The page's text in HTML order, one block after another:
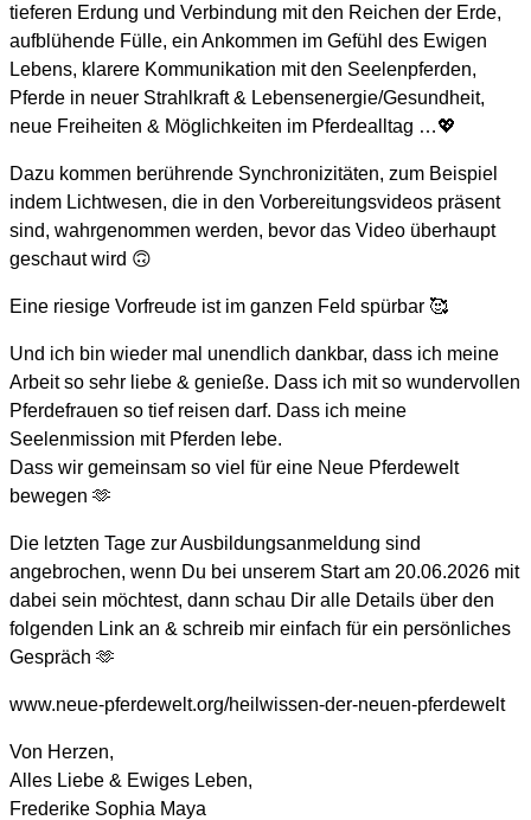
tieferen Erdung und Verbindung mit den Reichen der Erde,
aufblühende Fülle, ein Ankommen im Gefühl des Ewigen
Lebens, klarere Kommunikation mit den Seelenpferden,
Pferde in neuer Strahlkraft & Lebensenergie/Gesundheit,
neue Freiheiten & Möglichkeiten im Pferdealltag …💖
Dazu kommen berührende Synchronizitäten, zum Beispiel
indem Lichtwesen, die in den Vorbereitungsvideos präsent
sind, wahrgenommen werden, bevor das Video überhaupt
geschaut wird 🙃
Eine riesige Vorfreude ist im ganzen Feld spürbar 🥰
Und ich bin wieder mal unendlich dankbar, dass ich meine
Arbeit so sehr liebe & genieße. Dass ich mit so wundervollen
Pferdefrauen so tief reisen darf. Dass ich meine
Seelenmission mit Pferden lebe.
Dass wir gemeinsam so viel für eine Neue Pferdewelt
bewegen 🫶
Die letzten Tage zur Ausbildungsanmeldung sind
angebrochen, wenn Du bei unserem Start am 20.06.2026 mit
dabei sein möchtest, dann schau Dir alle Details über den
folgenden Link an & schreib mir einfach für ein persönliches
Gespräch 🫶
www.neue-pferdewelt.org/heilwissen-der-neuen-pferdewelt
Von Herzen,
Alles Liebe & Ewiges Leben,
Frederike Sophia Maya